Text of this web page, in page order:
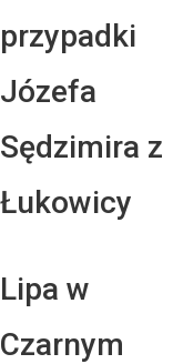
przypadki
Józefa
Sędzimira z
Łukowicy
Lipa w
Czarnym